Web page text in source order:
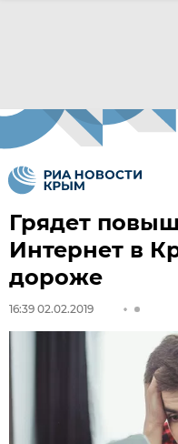
Грядет
Интернет в
дороже
16:39 02.02.2019